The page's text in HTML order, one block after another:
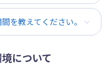
を教えてください。
について